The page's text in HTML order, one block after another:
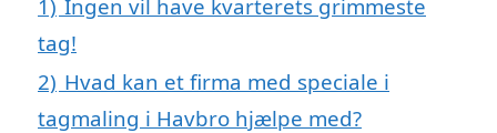
1) Ingen vil have kvarterets grimmeste
tag!
2) Hvad kan et firma med speciale i
tagmaling i Havbro hjælpe med?